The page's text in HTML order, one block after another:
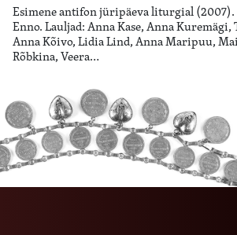
Esimene antifon jüripäeva liturgial
Enno. Lauljad: Anna Kase, Anna Kuremägi,
Anna Kõivo, Lidia Lind, Anna Maripuu,
Rõbkina, Veera…